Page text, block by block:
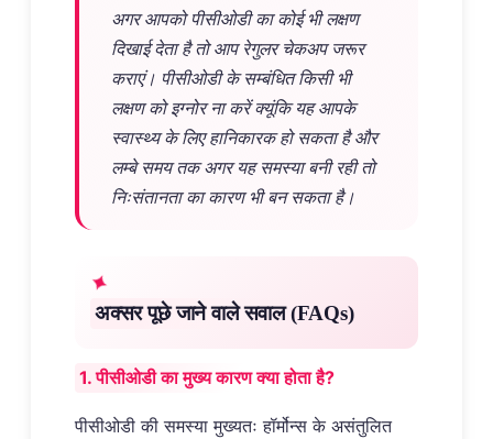
अगर आपको पीसीओडी का कोई भी लक्षण
दिखाई देता है तो आप रेगुलर चेकअप जरूर
कराएं। पीसीओडी के सम्बंधित किसी भी
लक्षण को इग्नोर ना करें क्यूंकि यह आपके
स्वास्थ्य के लिए हानिकारक हो सकता है और
लम्बे समय तक अगर यह समस्या बनी रही तो
निःसंतानता का कारण भी बन सकता है।
अक्सर पूछे जाने वाले सवाल (FAQs)
1. पीसीओडी का मुख्य कारण क्या होता है?
पीसीओडी की समस्या मुख्यतः हॉर्मोन्स के असंतुलित